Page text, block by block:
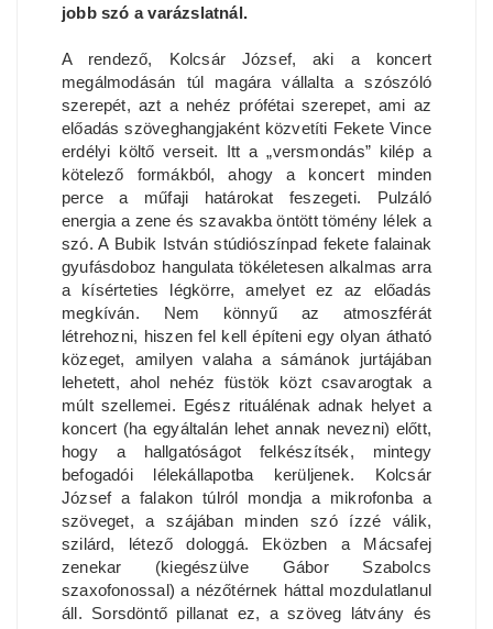
jobb szó a varázslatnál.
A rendező, Kolcsár József, aki a koncert
megálmodásán túl magára vállalta a szószóló
szerepét, azt a nehéz prófétai szerepet, ami az
előadás szöveghangjaként közvetíti Fekete Vince
erdélyi költő verseit. Itt a „versmondás” kilép a
kötelező formákból, ahogy a koncert minden
perce a műfaji határokat feszegeti. Pulzáló
energia a zene és szavakba öntött tömény lélek a
szó. A Bubik István stúdiószínpad fekete falainak
gyufásdoboz hangulata tökéletesen alkalmas arra
a kísérteties légkörre, amelyet ez az előadás
megkíván. Nem könnyű az atmoszférát
létrehozni, hiszen fel kell építeni egy olyan átható
közeget, amilyen valaha a sámánok jurtájában
lehetett, ahol nehéz füstök közt csavarogtak a
múlt szellemei. Egész rituálénak adnak helyet a
koncert (ha egyáltalán lehet annak nevezni) előtt,
hogy a hallgatóságot felkészítsék, mintegy
befogadói lélekállapotba kerüljenek. Kolcsár
József a falakon túlról mondja a mikrofonba a
szöveget, a szájában minden szó ízzé válik,
szilárd, létező dologgá. Eközben a Mácsafej
zenekar (kiegészülve Gábor Szabolcs
szaxofonossal) a nézőtérnek háttal mozdulatlanul
áll. Sorsdöntő pillanat ez, a szöveg látvány és